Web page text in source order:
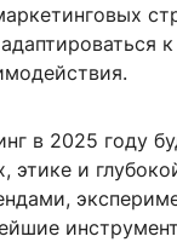
в 2025 году
этике и